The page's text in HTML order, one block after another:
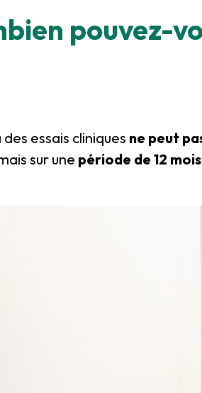
pouvez-
essais cliniques ne peut
sur une période de 12